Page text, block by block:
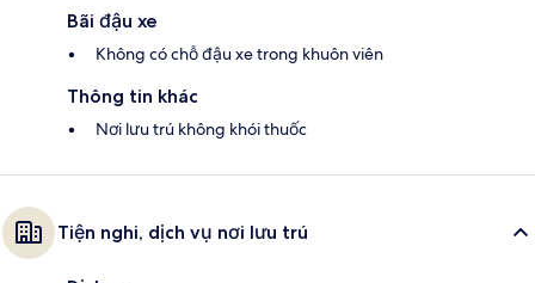
Bãi đậu xe
Không có chỗ đậu xe trong khuôn viên
Thông tin khác
Nơi lưu trú không khói thuốc
Tiện nghi, dịch vụ nơi lưu trú